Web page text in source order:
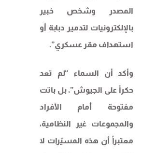
المصدر وشخص خبير
بالإلكترونيات لتدمير دبابة أو
استهداف مقر عسكري”.
وأكد أن السماء “لم تعد
حكراً على الجيوش”، بل باتت
مفتوحة أمام الأفراد
والمجموعات غير النظامية،
معتبراً أن هذه المسيّرات لا